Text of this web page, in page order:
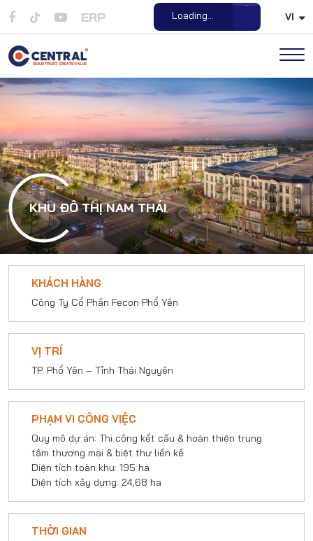
ERP Loading... VI
KHU ĐÔ THỊ NAM THÁI
KHÁCH HÀNG
Công Ty Cổ Phần Fecon Phổ Yên
VỊ TRÍ
TP. Phổ Yên – Tỉnh Thái Nguyên
PHẠM VI CÔNG VIỆC
Quy mô dự án: Thi công kết cấu & hoàn thiện trung
tâm thương mại & biệt thự liền kề
Diện tích toàn khu: 195 ha
Diện tích xây dựng: 24,68 ha
THỜI GIAN